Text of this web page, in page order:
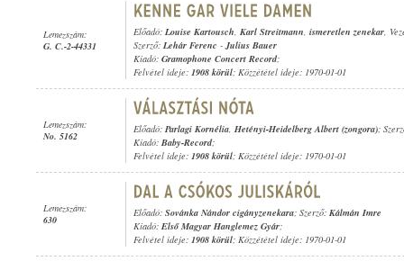
Lemezszám:
G. C.-2-44331
Előadó: Louise Kartousch, Karl Streitmann, ismeretlen zenekar,
Szerző: Lehár Ferenc -Julius Bauer
Kiadó: Gramophone Concert Record;
Felvétel ideje: 1908 körül; Közzététel ideje: 1970-01-01
Lemezszám:
No. 5162
Előadó: Parlagi Kornélia, Hetényi-Heidelberg Albert (zongora);
Kiadó: Baby-Record;
Felvétel ideje: 1908 körül; Közzététel ideje: 1970-01-01
Lemezszám:
630
Előadó: Sovánka Nándor cigányzenekara; Szerző: Kálmán Imre
Kiadó: Első Magyar Hanglemez Gyár;
Felvétel ideje: 1908 körül; Közzététel ideje: 1970-01-01